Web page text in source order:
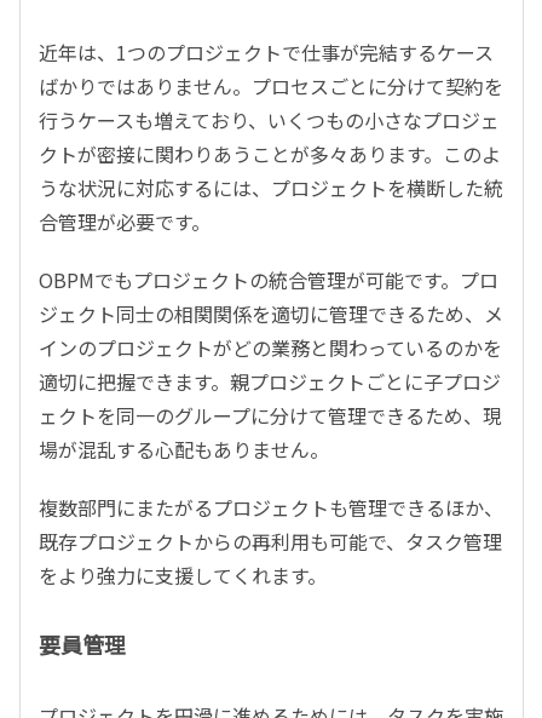
近年は、1つのプロジェクトで仕事が完結するケース
ばかりではありません。プロセスごとに分けて契約を
行うケースも増えており、いくつもの小さなプロジェ
クトが密接に関わりあうことが多々あります。このよ
うな状況に対応するには、プロジェクトを横断した統
合管理が必要です。
OBPMでもプロジェクトの統合管理が可能です。プロ
ジェクト同士の相関関係を適切に管理できるため、メ
インのプロジェクトがどの業務と関わっているのかを
適切に把握できます。親プロジェクトごとに子プロジ
ェクトを同一のグループに分けて管理できるため、現
場が混乱する心配もありません。
複数部門にまたがるプロジェクトも管理できるほか、
既存プロジェクトからの再利用も可能で、タスク管理
をより強力に支援してくれます。
要員管理